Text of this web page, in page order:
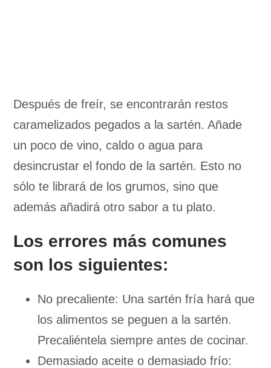
Después de freír, se encontrarán restos
caramelizados pegados a la sartén. Añade
un poco de vino, caldo o agua para
desincrustar el fondo de la sartén. Esto no
sólo te librará de los grumos, sino que
además añadirá otro sabor a tu plato.
Los errores más comunes
son los siguientes:
No precaliente: Una sartén fría hará que
los alimentos se peguen a la sartén.
Precaliéntela siempre antes de cocinar.
Demasiado aceite o demasiado frío: